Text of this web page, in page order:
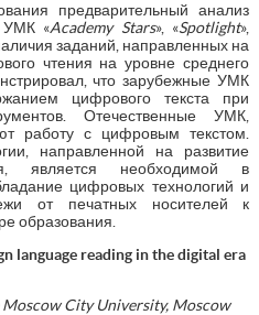
предварительный анализ
УМК «Academy Stars», «Spotlight»,
заданий, направленных на
чтения на уровне среднего
что зарубежные УМК
цифрового текста при
Отечественные УМК,
работу с цифровым текстом.
направленной на развитие
является необходимой в
цифровых технологий и
от печатных носителей к
образования.
language reading in the digital era
City University, Moscow